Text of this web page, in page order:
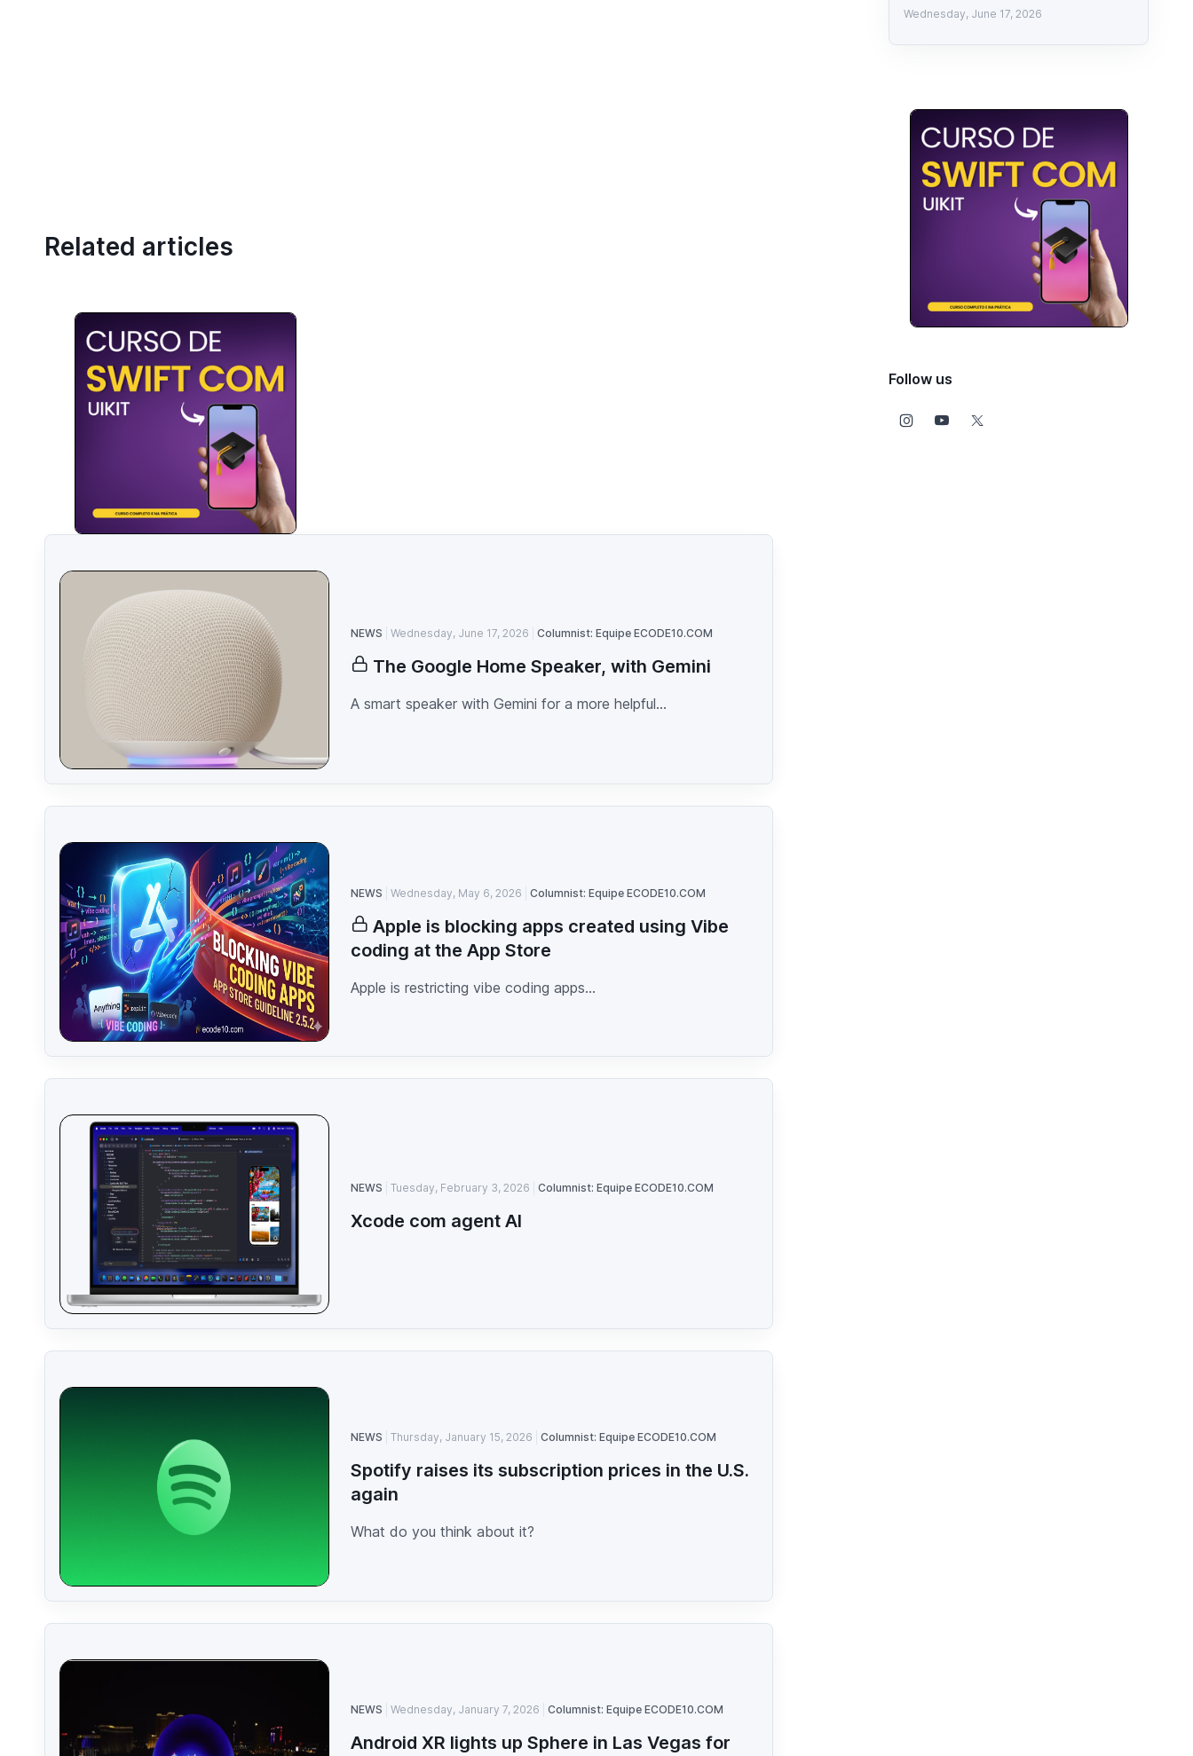
Related articles
NEWS Wednesday, June 17, 2026 Columnist: Equipe ECODE10.COM
The Google Home Speaker, with Gemini
A smart speaker with Gemini for a more helpful...
NEWS Wednesday, May 6, 2026 Columnist: Equipe ECODE10.COM
Apple is blocking apps created using Vibe
coding at the App Store
Apple is restricting vibe coding apps...
NEWS Tuesday, February 3, 2026 Columnist: Equipe ECODE10.COM
Xcode com agent AI
NEWS Thursday, January 15, 2026 Columnist: Equipe ECODE10.COM
Spotify raises its subscription prices in the U.S.
again
What do you think about it?
NEWS Wednesday, January 7, 2026 Columnist: Equipe ECODE10.COM
Android XR lights up Sphere in Las Vegas for
Wednesday, June 17, 2026
Follow us